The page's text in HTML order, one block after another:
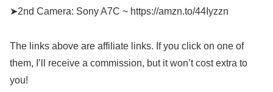
➤2nd Camera: Sony A7C ~ https://amzn.to/44Iyzzn
The links above are affiliate links. If you click on one of
them, I’ll receive a commission, but it won’t cost extra to
you!